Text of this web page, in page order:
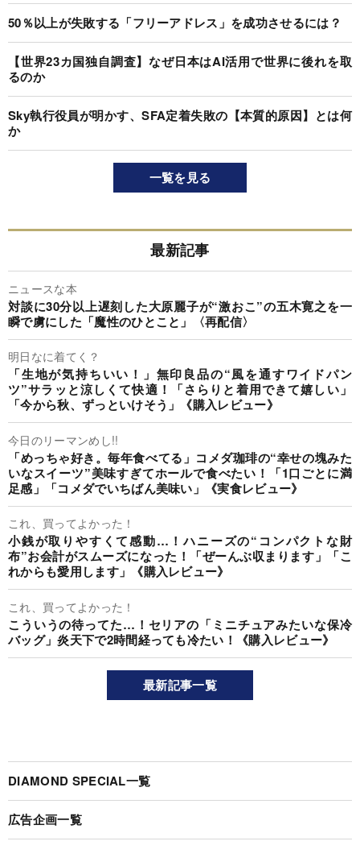
50％以上が失敗する「フリーアドレス」を成功させるには？
【世界23カ国独自調査】なぜ日本はAI活用で世界に後れを取
るのか
Sky執行役員が明かす、SFA定着失敗の【本質的原因】とは何
か
一覧を見る
最新記事
ニュースな本
対談に30分以上遅刻した大原麗子が“激おこ”の五木寛之を一
瞬で虜にした「魔性のひとこと」〈再配信〉
明日なに着てく？
「生地が気持ちいい！」無印良品の“風を通すワイドパン
ツ”サラッと涼しくて快適！「さらりと着用できて嬉しい」
「今から秋、ずっといけそう」《購入レビュー》
今日のリーマンめし!!
「めっちゃ好き。毎年食べてる」コメダ珈琲の“幸せの塊みた
いなスイーツ”美味すぎてホールで食べたい！「1口ごとに満
足感」「コメダでいちばん美味い」《実食レビュー》
これ、買ってよかった！
小銭が取りやすくて感動…！ハニーズの“コンパクトな財
布”お会計がスムーズになった！「ぜーんぶ収まります」「こ
れからも愛用します」《購入レビュー》
これ、買ってよかった！
こういうの待ってた…！セリアの「ミニチュアみたいな保冷
バッグ」炎天下で2時間経っても冷たい！《購入レビュー》
最新記事一覧
DIAMOND SPECIAL一覧
広告企画一覧